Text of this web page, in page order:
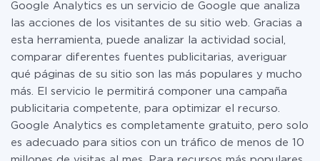
tarifas.
Google Analytics es un servicio de Google que analiza
las acciones de los visitantes de su sitio web. Gracias a
esta herramienta, puede analizar la actividad social,
comparar diferentes fuentes publicitarias, averiguar
qué páginas de su sitio son las más populares y mucho
más. El servicio le permitirá componer una campaña
publicitaria competente, para optimizar el recurso.
Google Analytics es completamente gratuito, pero solo
es adecuado para sitios con un tráfico de menos de 10